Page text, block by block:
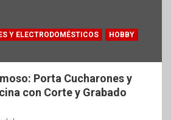
Y ELECTRODOMÉSTICOS
HOBBY
Porta Cucharones y
con Corte y Grabado